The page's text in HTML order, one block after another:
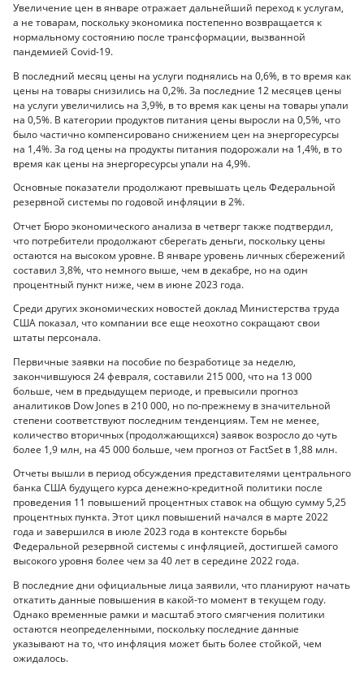
Увеличение цен в январе отражает дальнейший переход к услугам,
а не товарам, поскольку экономика постепенно возвращается к
нормальному состоянию после трансформации, вызванной
пандемией Covid-19.
В последний месяц цены на услуги поднялись на 0,6%, в то время как
цены на товары снизились на 0,2%. За последние 12 месяцев цены
на услуги увеличились на 3,9%, в то время как цены на товары упали
на 0,5%. В категории продуктов питания цены выросли на 0,5%, что
было частично компенсировано снижением цен на энергоресурсы
на 1,4%. За год цены на продукты питания подорожали на 1,4%, в то
время как цены на энергоресурсы упали на 4,9%.
Основные показатели продолжают превышать цель Федеральной
резервной системы по годовой инфляции в 2%.
Отчет Бюро экономического анализа в четверг также подтвердил,
что потребители продолжают сберегать деньги, поскольку цены
остаются на высоком уровне. В январе уровень личных сбережений
составил 3,8%, что немного выше, чем в декабре, но на один
процентный пункт ниже, чем в июне 2023 года.
Среди других экономических новостей доклад Министерства труда
США показал, что компании все еще неохотно сокращают свои
штаты персонала.
Первичные заявки на пособие по безработице за неделю,
закончившуюся 24 февраля, составили 215 000, что на 13 000
больше, чем в предыдущем периоде, и превысили прогноз
аналитиков Dow Jones в 210 000, но по-прежнему в значительной
степени соответствуют последним тенденциям. Тем не менее,
количество вторичных (продолжающихся) заявок возросло до чуть
более 1,9 млн, на 45 000 больше, чем прогноз от FactSet в 1,88 млн.
Отчеты вышли в период обсуждения представителями центрального
банка США будущего курса денежно-кредитной политики после
проведения 11 повышений процентных ставок на общую сумму 5,25
процентных пункта. Этот цикл повышений начался в марте 2022
года и завершился в июле 2023 года в контексте борьбы
Федеральной резервной системы с инфляцией, достигшей самого
высокого уровня более чем за 40 лет в середине 2022 года.
В последние дни официальные лица заявили, что планируют начать
откатить данные повышения в какой-то момент в текущем году.
Однако временные рамки и масштаб этого смягчения политики
остаются неопределенными, поскольку последние данные
указывают на то, что инфляция может быть более стойкой, чем
ожидалось.